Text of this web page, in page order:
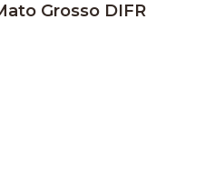
Grosso DIFR